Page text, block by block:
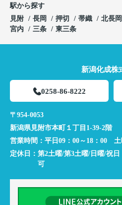
駅から探す
見附
長岡 押切 帯織 北長岡
宮内
三条 東三条
新潟化成株
0258-86-8222
〒954-0053
新潟県見附市本町１丁目1-39-2階
営業時間： 平日09：00～18：00 土
定休日： 第2土曜/第3土曜/日曜/祝
可